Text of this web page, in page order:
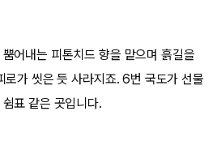
어내는 피톤치드 향을 맡으며 흙길을
로가 씻은 듯 사라지죠. 6번 국도가 선물
표 같은 곳입니다.